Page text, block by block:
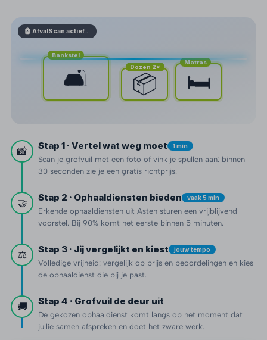
🤖 AfvalScan actief…
Bankstel
🛋️ Dozen 2×
📦
Matras
🛏️
📸 Stap 1 · Vertel wat weg moet 1 min
Scan je grofvuil met een foto of vink je spullen aan: binnen
30 seconden zie je een gratis richtprijs.
🤝 Stap 2 · Ophaaldiensten bieden vaak 5 min
Erkende ophaaldiensten uit Asten sturen een vrijblijvend
voorstel. Bij 90% komt het eerste binnen 5 minuten.
⚖️ Stap 3 · Jij vergelijkt en kiest jouw tempo
Volledige vrijheid: vergelijk op prijs en beoordelingen en kies
de ophaaldienst die bij je past.
🚚 Stap 4 · Grofvuil de deur uit
De gekozen ophaaldienst komt langs op het moment dat
jullie samen afspreken en doet het zware werk.